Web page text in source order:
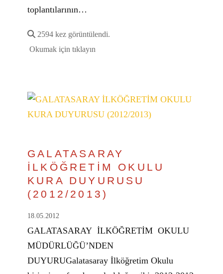
toplantılarının…
2594 kez görüntülendi.
Okumak için tıklayın
GALATASARAY
İLKÖĞRETİM OKULU
KURA DUYURUSU
(2012/2013)
18.05.2012
GALATASARAY İLKÖĞRETİM OKULU
MÜDÜRLÜĞÜ’NDEN
DUYURUGalatasaray İlköğretim Okulu